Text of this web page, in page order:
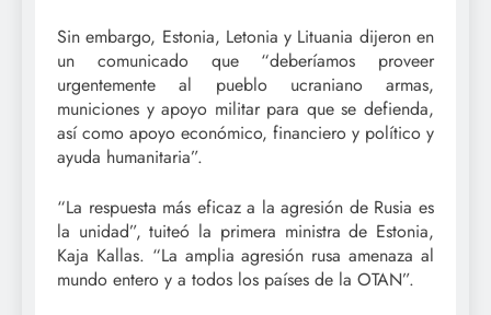
Sin embargo, Estonia, Letonia y Lituania dijeron en
un comunicado que “deberíamos proveer
urgentemente al pueblo ucraniano armas,
municiones y apoyo militar para que se defienda,
así como apoyo económico, financiero y político y
ayuda humanitaria”.
“La respuesta más eficaz a la agresión de Rusia es
la unidad”, tuiteó la primera ministra de Estonia,
Kaja Kallas. “La amplia agresión rusa amenaza al
mundo entero y a todos los países de la OTAN”.